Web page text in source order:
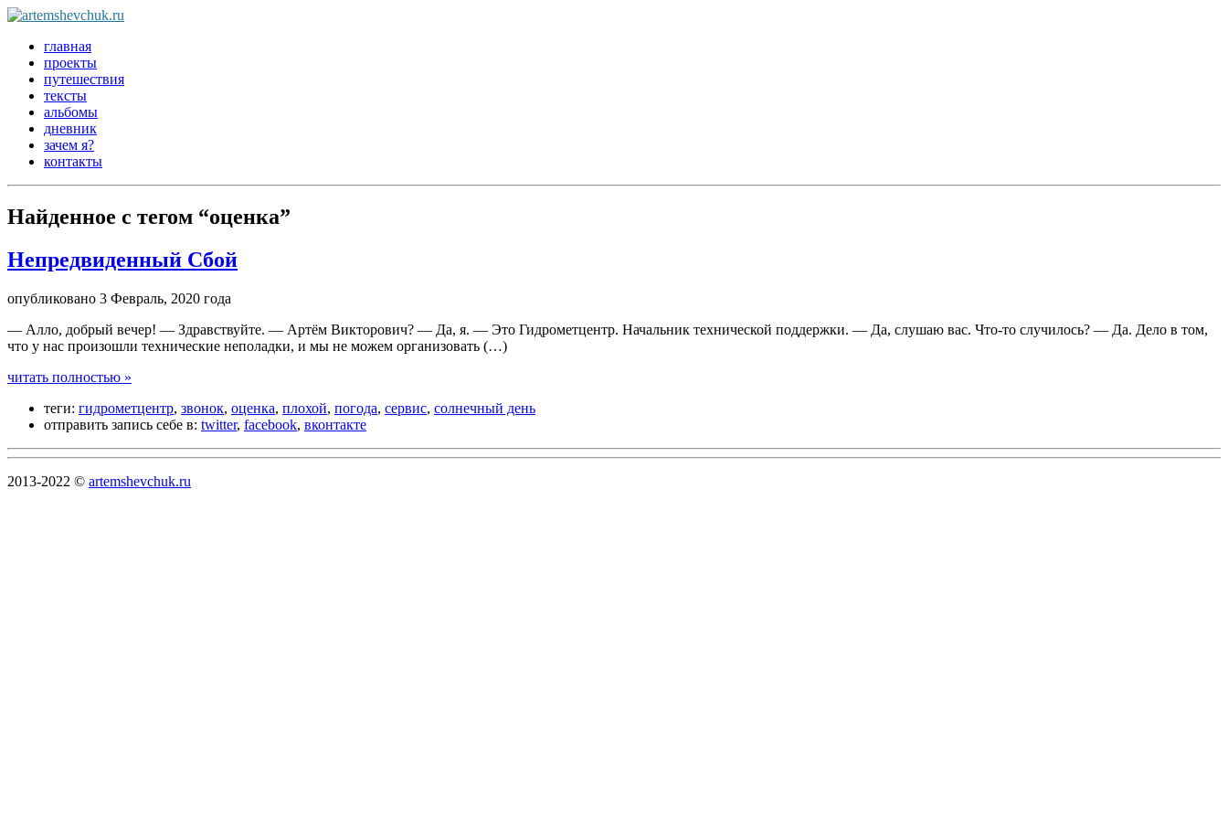
главная
проекты
путешествия
тексты
альбомы
дневник
зачем я?
контакты
Найденное с тегом “оценка”
Непредвиденный Сбой
опубликовано 3 Февраль, 2020 года
— Алло, добрый вечер! — Здравствуйте. — Артём Викторович? — Да, я. — Это Гидрометцентр. Начальник технической поддержки. — Да, слушаю вас. Что-то случилось? — Да. Дело в том,
что у нас произошли технические неполадки, и мы не можем организовать (…)
читать полностью »
теги: гидрометцентр, звонок, оценка, плохой, погода, сервис, солнечный день
отправить запись себе в: twitter, facebook, вконтакте
2013-2022 © artemshevchuk.ru